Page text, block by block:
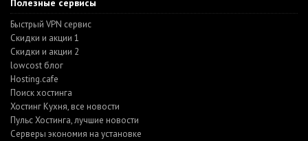
Полезные сервисы
Быстрый VPN сервис
Скидки и акции 1
Скидки и акции 2
lowcost блог
Hosting.cafe
Поиск хостинга
Хостинг Кухня, все новости
Пульс Хостинга, лучшие новости
Серверы экономия на установке